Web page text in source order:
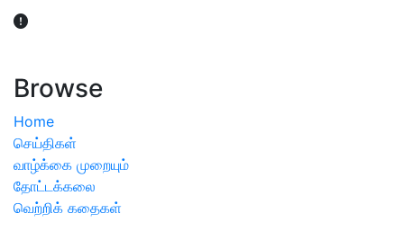
Browse
Home
செய்திகள்
வாழ்க்கை முறையும்
தோட்டக்கலை
வெற்றிக் கதைகள்